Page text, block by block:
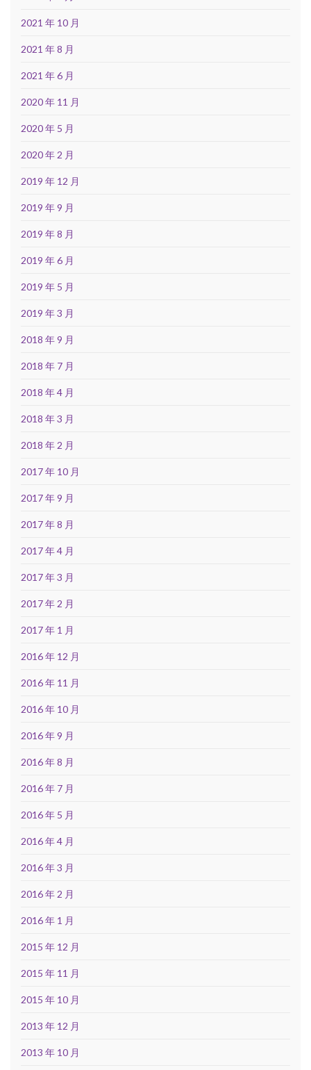
2021 年 10 月
2021 年 8 月
2021 年 6 月
2020 年 11 月
2020 年 5 月
2020 年 2 月
2019 年 12 月
2019 年 9 月
2019 年 8 月
2019 年 6 月
2019 年 5 月
2019 年 3 月
2018 年 9 月
2018 年 7 月
2018 年 4 月
2018 年 3 月
2018 年 2 月
2017 年 10 月
2017 年 9 月
2017 年 8 月
2017 年 4 月
2017 年 3 月
2017 年 2 月
2017 年 1 月
2016 年 12 月
2016 年 11 月
2016 年 10 月
2016 年 9 月
2016 年 8 月
2016 年 7 月
2016 年 5 月
2016 年 4 月
2016 年 3 月
2016 年 2 月
2016 年 1 月
2015 年 12 月
2015 年 11 月
2015 年 10 月
2013 年 12 月
2013 年 10 月